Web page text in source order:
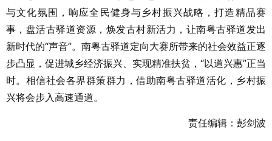
与文化氛围，响应全民健身与乡村振兴战略，打造精品赛
事，盘活古驿道资源，焕发古村新活力，让南粤古驿道发出
新时代的“声音”。南粤古驿道定向大赛所带来的社会效益正逐
步凸显，促进城乡经济振兴、实现精准扶贫，“以道兴惠”正当
时。相信社会各界群策群力，借助南粤古驿道活化，乡村振
兴将会步入高速通道。
责任编辑：彭剑波